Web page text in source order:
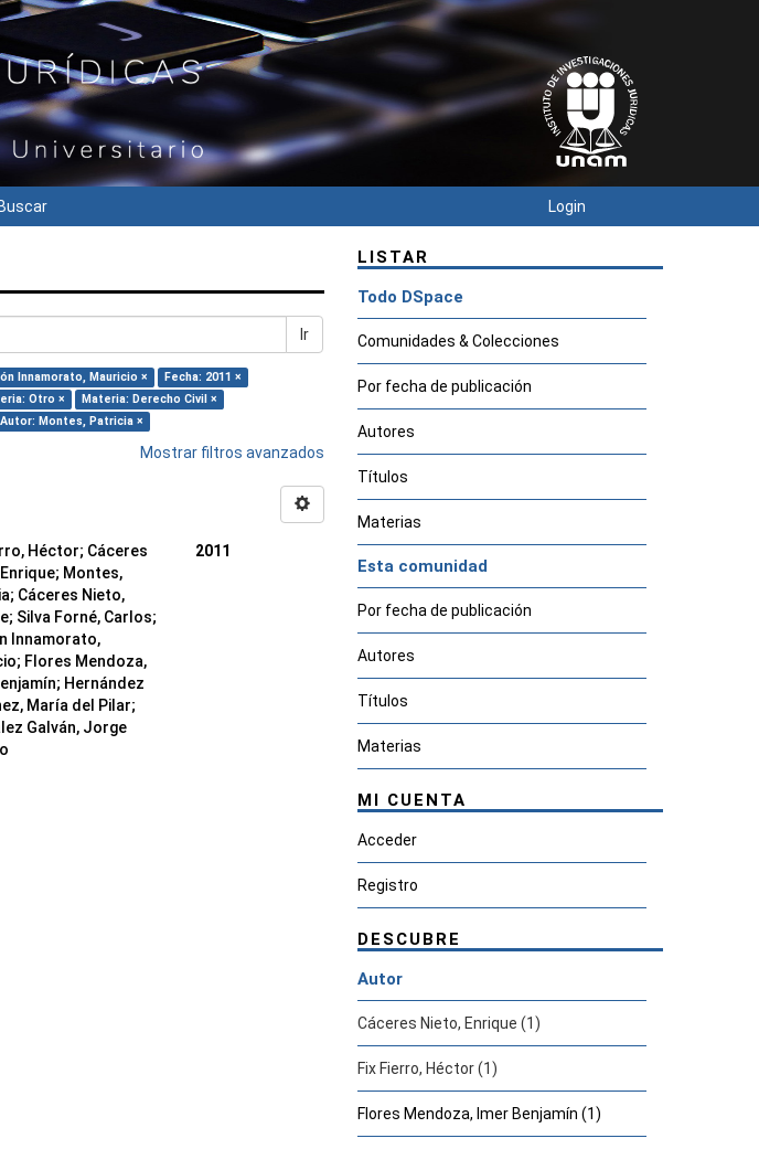
Buscar Login
Ir
Innamorato, Mauricio ×
Fecha: 2011 ×
Otro ×
Materia: Derecho Civil ×
Autor: Montes, Patricia ×
Mostrar filtros avanzados
Héctor; Cáceres
; Montes,
; Cáceres Nieto,
; Silva Forné, Carlos;
Innamorato,
; Flores Mendoza,
; Hernández
María del Pilar;
Galván, Jorge
2011
LISTAR
Todo DSpace
Comunidades & Colecciones
Por fecha de publicación
Autores
Títulos
Materias
Esta comunidad
Por fecha de publicación
Autores
Títulos
Materias
MI CUENTA
Acceder
Registro
DESCUBRE
Autor
Cáceres Nieto, Enrique (1)
Fix Fierro, Héctor (1)
Flores Mendoza, Imer Benjamín (1)